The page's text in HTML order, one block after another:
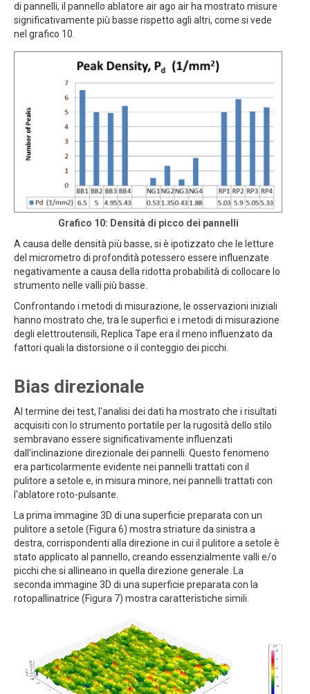
di pannelli, il pannello ablatore air ago air ha mostrato misure
significativamente più basse rispetto agli altri, come si vede
nel grafico 10.
Grafico 10: Densità di picco dei pannelli
A causa delle densità più basse, si è ipotizzato che le letture
del micrometro di profondità potessero essere influenzate
negativamente a causa della ridotta probabilità di collocare lo
strumento nelle valli più basse.
Confrontando i metodi di misurazione, le osservazioni iniziali
hanno mostrato che, tra le superfici e i metodi di misurazione
degli elettroutensili, Replica Tape era il meno influenzato da
fattori quali la distorsione o il conteggio dei picchi.
Bias direzionale
Al termine dei test, l'analisi dei dati ha mostrato che i risultati
acquisiti con lo strumento portatile per la rugosità dello stilo
sembravano essere significativamente influenzati
dall'inclinazione direzionale dei pannelli. Questo fenomeno
era particolarmente evidente nei pannelli trattati con il
pulitore a setole e, in misura minore, nei pannelli trattati con
l'ablatore roto-pulsante.
La prima immagine 3D di una superficie preparata con un
pulitore a setole (Figura 6) mostra striature da sinistra a
destra, corrispondenti alla direzione in cui il pulitore a setole è
stato applicato al pannello, creando essenzialmente valli e/o
picchi che si allineano in quella direzione generale. La
seconda immagine 3D di una superficie preparata con la
rotopallinatrice (Figura 7) mostra caratteristiche simili.